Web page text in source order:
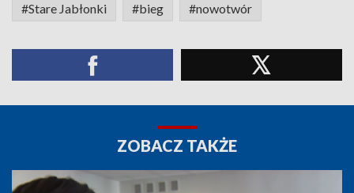
#Stare Jabłonki #bieg #nowotwór
ZOBACZ TAKŻE